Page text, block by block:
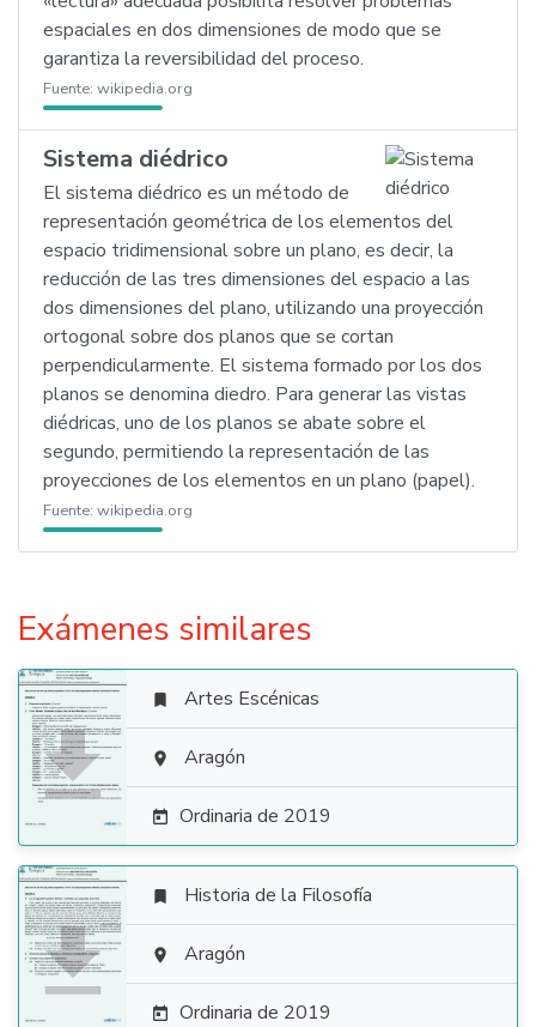
espaciales en dos dimensiones de modo que se
garantiza la reversibilidad del proceso.
Fuente: wikipedia.org
Sistema diédrico
El sistema diédrico es un método de
representación geométrica de los elementos del
espacio tridimensional sobre un plano, es decir, la
reducción de las tres dimensiones del espacio a las
dos dimensiones del plano, utilizando una proyección
ortogonal sobre dos planos que se cortan
perpendicularmente. El sistema formado por los dos
planos se denomina diedro. Para generar las vistas
diédricas, uno de los planos se abate sobre el
segundo, permitiendo la representación de las
proyecciones de los elementos en un plano (papel).
Fuente: wikipedia.org
Exámenes similares

 Artes Escénicas
 Aragón
 Ordinaria de 2019

 Historia de la Filosofía
 Aragón
 Ordinaria de 2019